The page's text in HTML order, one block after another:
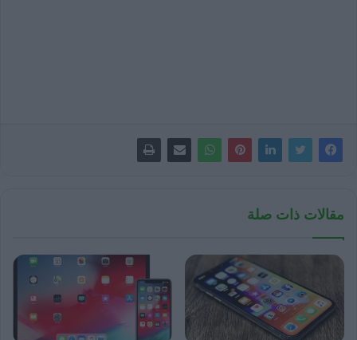
مقالات ذات صلة